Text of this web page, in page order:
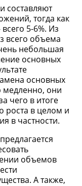
составляют
тогда как
5-6%. Из
всего объема
небольшая
основных
основных
медленно, они
чего в итоге
роста в целом и
в частности.
объемов
А также,